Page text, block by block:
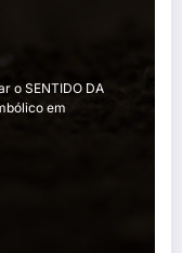
o SENTIDO DA
em